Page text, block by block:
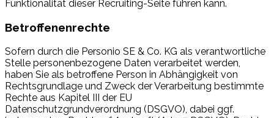
Funktionalität dieser Recruiting-Seite führen kann.
Betroffenenrechte
Sofern durch die Personio SE & Co. KG als verantwortliche
Stelle personenbezogene Daten verarbeitet werden,
haben Sie als betroffene Person in Abhängigkeit von
Rechtsgrundlage und Zweck der Verarbeitung bestimmte
Rechte aus Kapitel III der EU
Datenschutzgrundverordnung (DSGVO), dabei ggf.